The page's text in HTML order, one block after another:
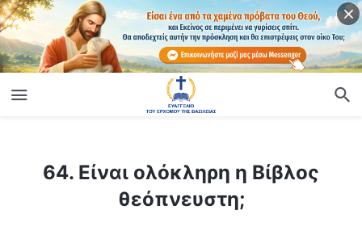
64. Είναι ολόκληρη η Βίβλος θεόπνευστη;
64. Είναι ολόκληρη η Βίβλος
θεόπνευστη;